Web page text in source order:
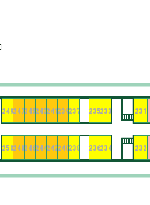
231
232
233
234
235
236
237
238
239
240
241
242
243
244
245
246
247
248
249
250